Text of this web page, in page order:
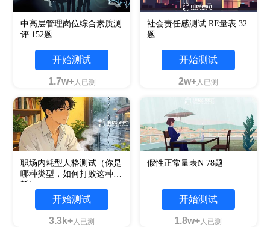
中高层管理岗位综合素质测
评 152题
开始测试
1.7w+人已测
社会责任感测试 RE量表 32
题
开始测试
2w+人已测
职场内耗型人格测试（你是
哪种类型，如何打败这种内
耗）
开始测试
3.3k+人已测
假性正常量表N 78题
开始测试
1.8w+人已测